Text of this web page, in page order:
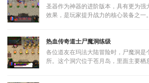
圣器作为神器的进阶版本，具有更为强
效果，是玩家提升战力的核心装备之一
热血传奇道士尸魔洞练级
各位道友在玛法大陆冒险时，尸魔洞是
所。这个洞穴位于苍月岛，里面主要栖